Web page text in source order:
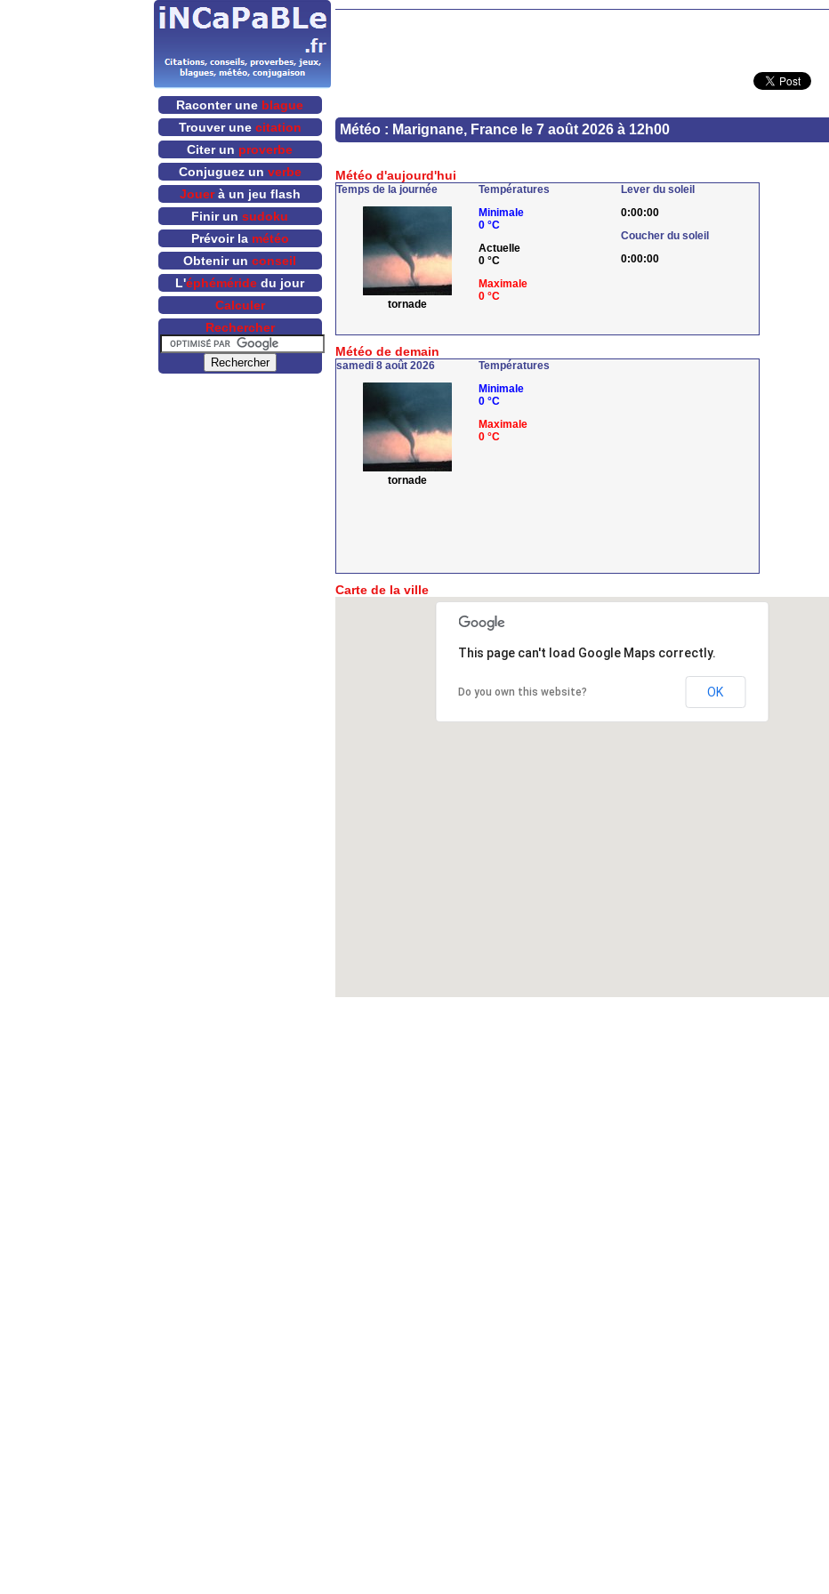
Météo : Marignane, France le 7 août 2026 à 12h00
Météo d'aujourd'hui
Temps de la journée
tornade
Températures
Minimale
0 °C
Actuelle
0 °C
Maximale
0 °C
Lever du soleil
0:00:00
Coucher du soleil
0:00:00
Météo de demain
samedi 8 août 2026
tornade
Températures
Minimale
0 °C
Maximale
0 °C
Carte de la ville
This page can't load Google Maps correctly.
Do you own this website? OK
Raconter une blague
Trouver une citation
Citer un proverbe
Conjuguez un verbe
Jouerà un jeu flash
Finir un sudoku
Prévoir la météo
Obtenir un conseil
L'éphéméride du jour
Calculer
Rechercher